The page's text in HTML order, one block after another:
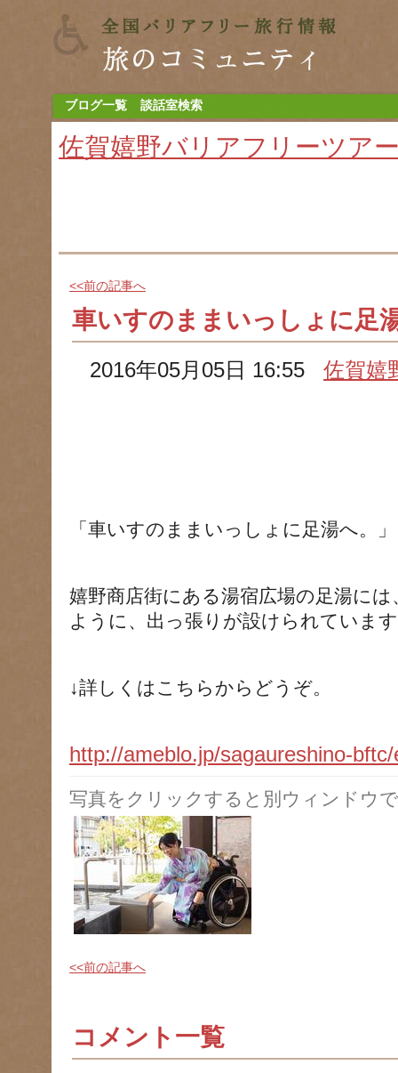
ブログ一覧 談話室検索
佐賀嬉野バリアフリーツア
<<前の記事へ
車いすのままいっしょに足
2016年05月05日 16:55佐賀嬉
「車いすのままいっしょに足湯へ。」
嬉野商店街にある湯宿広場の足湯に
ように、出っ張りが設けられていま
↓詳しくはこちらからどうぞ。
http://ameblo.jp/sagaureshino-
写真をクリックすると別ウィンドウ
<<前の記事へ
コメント一覧